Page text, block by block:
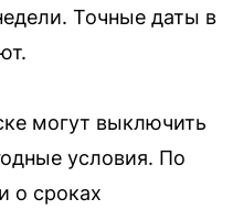
Точные даты в
могут выключить
условия. По
о сроках